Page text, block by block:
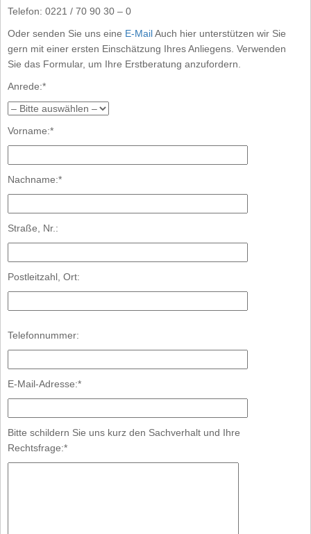
Telefon: 0221 / 70 90 30 – 0
Oder senden Sie uns eine E-MailAuch hier unterstützen wir Sie
gern mit einer ersten Einschätzung Ihres Anliegens. Verwenden
Sie das Formular, um Ihre Erstberatung anzufordern.
Anrede:*
Vorname:*
Nachname:*
Straße, Nr.:
Postleitzahl, Ort:
lasse
Feld
leer.
leer.
Telefonnummer:
E-Mail-Adresse:*
Bitte schildern Sie uns kurz den Sachverhalt und Ihre
Rechtsfrage:*